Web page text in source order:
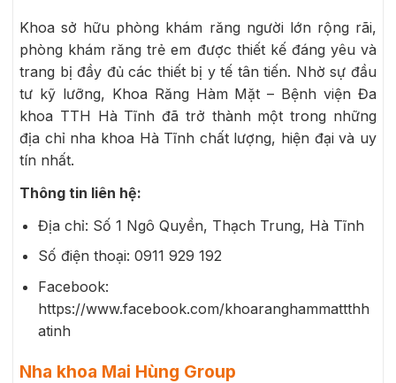
Khoa sở hữu phòng khám răng người lớn rộng rãi,
phòng khám răng trẻ em được thiết kế đáng yêu và
trang bị đầy đủ các thiết bị y tế tân tiến. Nhờ sự đầu
tư kỹ lưỡng, Khoa Răng Hàm Mặt – Bệnh viện Đa
khoa TTH Hà Tĩnh đã trở thành một trong những
địa chỉ nha khoa Hà Tĩnh chất lượng, hiện đại và uy
tín nhất.
Thông tin liên hệ:
Địa chỉ: Số 1 Ngô Quyền, Thạch Trung, Hà Tĩnh
Số điện thoại: 0911 929 192
Facebook:
https://www.facebook.com/khoaranghammattthh
atinh
Nha khoa Mai Hùng Group